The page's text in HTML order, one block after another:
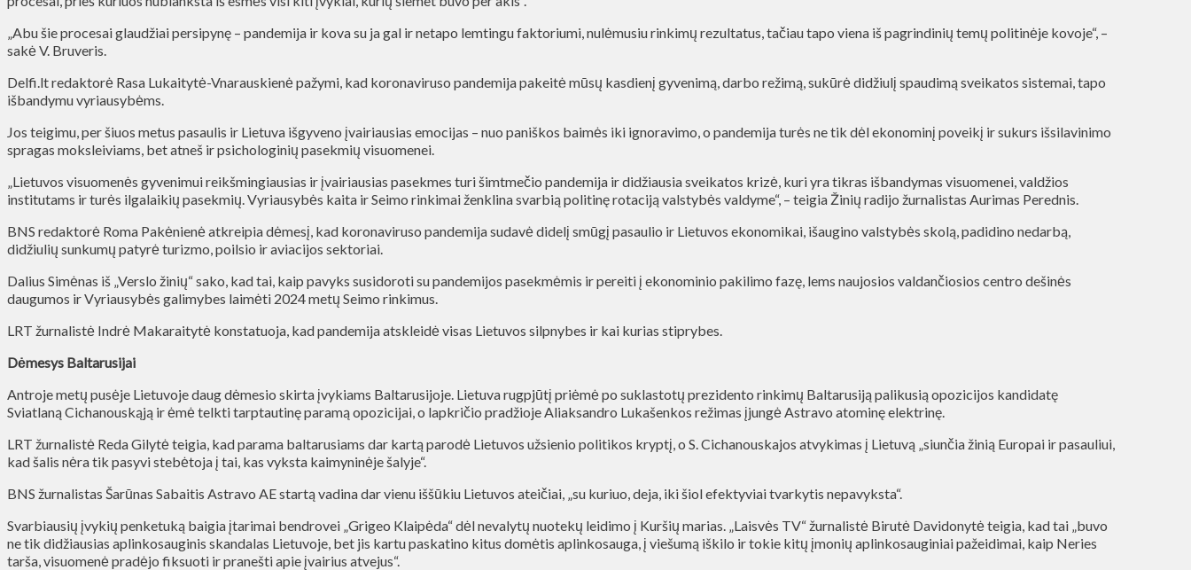
„Abu šie procesai glaudžiai persipynę – pandemija ir kova su ja gal ir netapo lemtingu faktoriumi, nulėmusiu rinkimų rezultatus, tačiau tapo viena iš pagrindinių temų politinėje kovoje“, –
sakė V. Bruveris.
Delfi.lt redaktorė Rasa Lukaitytė-Vnarauskienė pažymi, kad koronaviruso pandemija pakeitė mūsų kasdienį gyvenimą, darbo režimą, sukūrė didžiulį spaudimą sveikatos sistemai, tapo
išbandymu vyriausybėms.
Jos teigimu, per šiuos metus pasaulis ir Lietuva išgyveno įvairiausias emocijas – nuo paniškos baimės iki ignoravimo, o pandemija turės ne tik dėl ekonominį poveikį ir sukurs išsilavinimo
spragas moksleiviams, bet atneš ir psichologinių pasekmių visuomenei.
„Lietuvos visuomenės gyvenimui reikšmingiausias ir įvairiausias pasekmes turi šimtmečio pandemija ir didžiausia sveikatos krizė, kuri yra tikras išbandymas visuomenei, valdžios
institutams ir turės ilgalaikių pasekmių. Vyriausybės kaita ir Seimo rinkimai ženklina svarbią politinę rotaciją valstybės valdyme“, – teigia Žinių radijo žurnalistas Aurimas Perednis.
BNS redaktorė Roma Pakėnienė atkreipia dėmesį, kad koronaviruso pandemija sudavė didelį smūgį pasaulio ir Lietuvos ekonomikai, išaugino valstybės skolą, padidino nedarbą,
didžiulių sunkumų patyrė turizmo, poilsio ir aviacijos sektoriai.
Dalius Simėnas iš „Verslo žinių“ sako, kad tai, kaip pavyks susidoroti su pandemijos pasekmėmis ir pereiti į ekonominio pakilimo fazę, lems naujosios valdančiosios centro dešinės
daugumos ir Vyriausybės galimybes laimėti 2024 metų Seimo rinkimus.
LRT žurnalistė Indrė Makaraitytė konstatuoja, kad pandemija atskleidė visas Lietuvos silpnybes ir kai kurias stiprybes.
Dėmesys Baltarusijai
Antroje metų pusėje Lietuvoje daug dėmesio skirta įvykiams Baltarusijoje. Lietuva rugpjūtį priėmė po suklastotų prezidento rinkimų Baltarusiją palikusią opozicijos kandidatę
Sviatlaną Cichanouskąją ir ėmė telkti tarptautinę paramą opozicijai, o lapkričio pradžioje Aliaksandro Lukašenkos režimas įjungė Astravo atominę elektrinę.
LRT žurnalistė Reda Gilytė teigia, kad parama baltarusiams dar kartą parodė Lietuvos užsienio politikos kryptį, o S. Cichanouskajos atvykimas į Lietuvą „siunčia žinią Europai ir pasauliui,
kad šalis nėra tik pasyvi stebėtoja į tai, kas vyksta kaimyninėje šalyje“.
BNS žurnalistas Šarūnas Sabaitis Astravo AE startą vadina dar vienu iššūkiu Lietuvos ateičiai, „su kuriuo, deja, iki šiol efektyviai tvarkytis nepavyksta“.
Svarbiausių įvykių penketuką baigia įtarimai bendrovei „Grigeo Klaipėda“ dėl nevalytų nuotekų leidimo į Kuršių marias. „Laisvės TV“ žurnalistė Birutė Davidonytė teigia, kad tai „buvo
ne tik didžiausias aplinkosauginis skandalas Lietuvoje, bet jis kartu paskatino kitus domėtis aplinkosauga, į viešumą iškilo ir tokie kitų įmonių aplinkosauginiai pažeidimai, kaip Neries
tarša, visuomenė pradėjo fiksuoti ir pranešti apie įvairius atvejus“.